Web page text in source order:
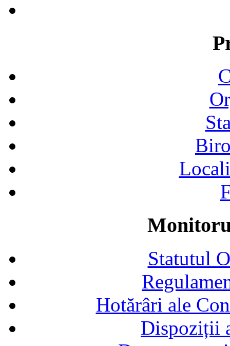
Statutul
Hotărâri ale
Dispoziții